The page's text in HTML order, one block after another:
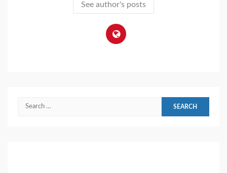
See author's posts
Search